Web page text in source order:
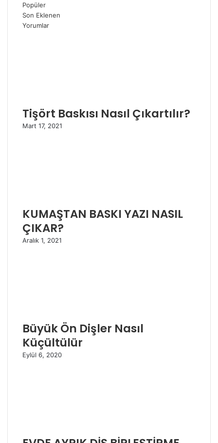
Popüler
Son Eklenen
Yorumlar
Tişört Baskısı Nasıl Çıkartılır?
Mart 17, 2021
KUMAŞTAN BASKI YAZI NASIL
ÇIKAR?
Aralık 1, 2021
Büyük Ön Dişler Nasıl
Küçültülür
Eylül 6, 2020